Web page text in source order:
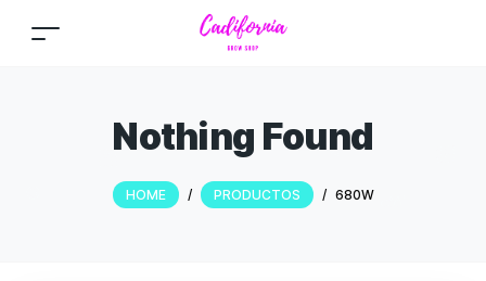
Nothing Found
HOME / PRODUCTOS / 680W